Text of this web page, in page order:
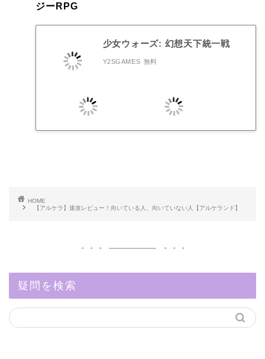
ジーRPG
少女ウォーズ: 幻想天下統一戦
Y2SGAMES 無料
HOME
【アルケラ】速攻レビュー！向いている人、向いていない人【アルケランド】
疑問を検索